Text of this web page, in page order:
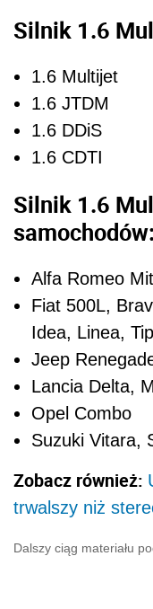
Silnik 1.6
1.6 Multijet
1.6 JTDM
1.6 DDiS
1.6 CDTI
Silnik 1.6
samochodów:
Alfa Romeo
Fiat 500L,
Idea, Linea,
Jeep
Lancia Delta,
Opel Combo
Suzuki Vitara,
Zobacz również:
trwalszy niż
Dalszy ciąg materiału